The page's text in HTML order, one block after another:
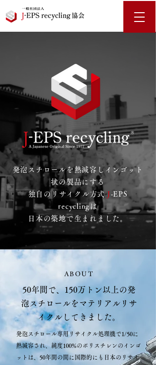
発泡スチロールを熱減容しインゴット
状の製品にする
​独自のリサイクル方式J-EPS
recyclingは
日本の築地で生まれました。
ABOUT
50年間で、150万トン以上の発
泡スチロールをマテリアルリサ
イクルしてきました。
発泡スチロール専用リサイクル処理機で1/50に
熱減容され、純度100%のポリスチレンのインゴ
ットは、50年間の間に国際的にも日本のリサイ